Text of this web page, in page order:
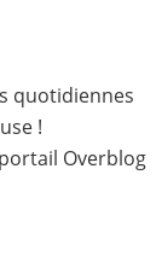
quotidiennes
!
Overblog